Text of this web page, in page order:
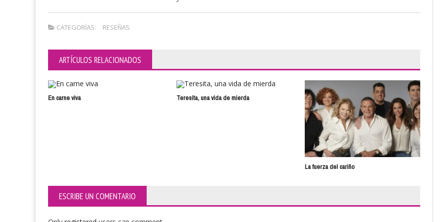
CATEGORÍAS: RESEÑAS
ARTÍCULOS RELACIONADOS
En carne viva Teresita, una vida de mierda
La fuerza del cariño
ESCRIBE UN COMENTARIO